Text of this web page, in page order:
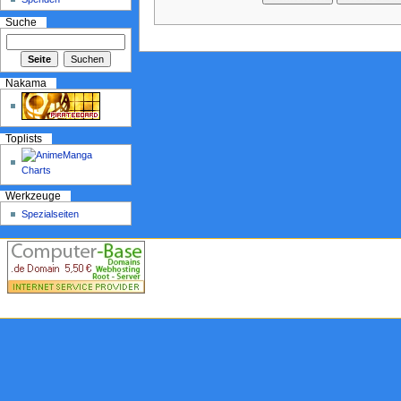
Suche
Nakama
Toplists
Werkzeuge
Spezialseiten